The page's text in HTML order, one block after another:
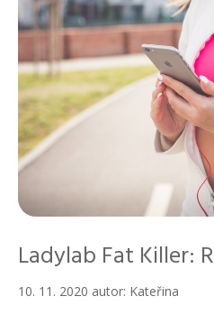
Ladylab Fat Killer:
10. 11. 2020 autor: Kateřina